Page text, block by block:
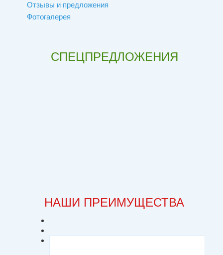
Отзывы и предложения
Фотогалерея
СПЕЦПРЕДЛОЖЕНИЯ
НАШИ ПРЕИМУЩЕСТВА